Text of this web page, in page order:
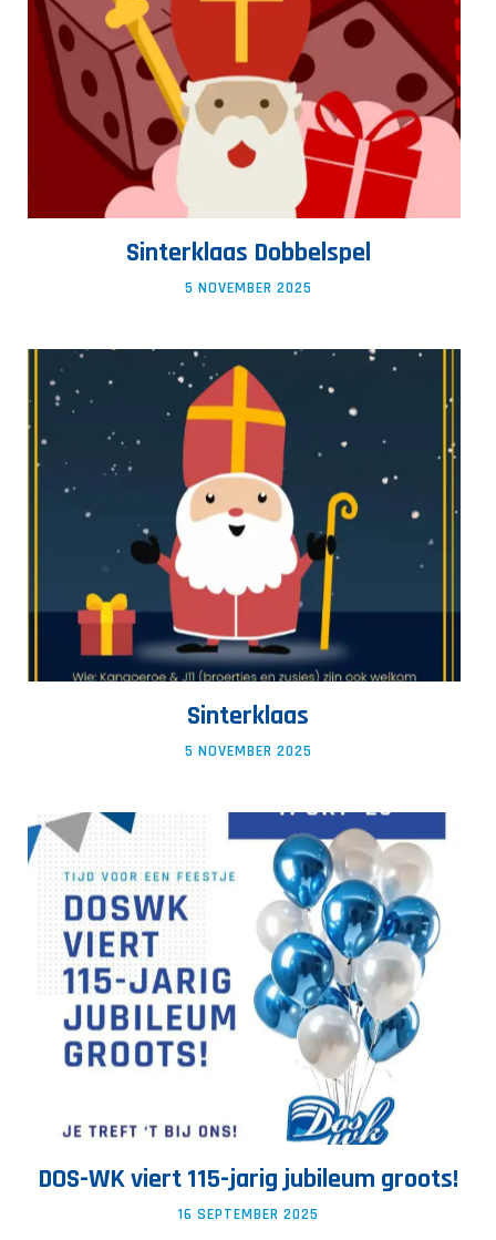
Sinterklaas Dobbelspel
5 NOVEMBER 2025
Sinterklaas
5 NOVEMBER 2025
DOS-WK viert 115-jarig jubileum groots!
16 SEPTEMBER 2025